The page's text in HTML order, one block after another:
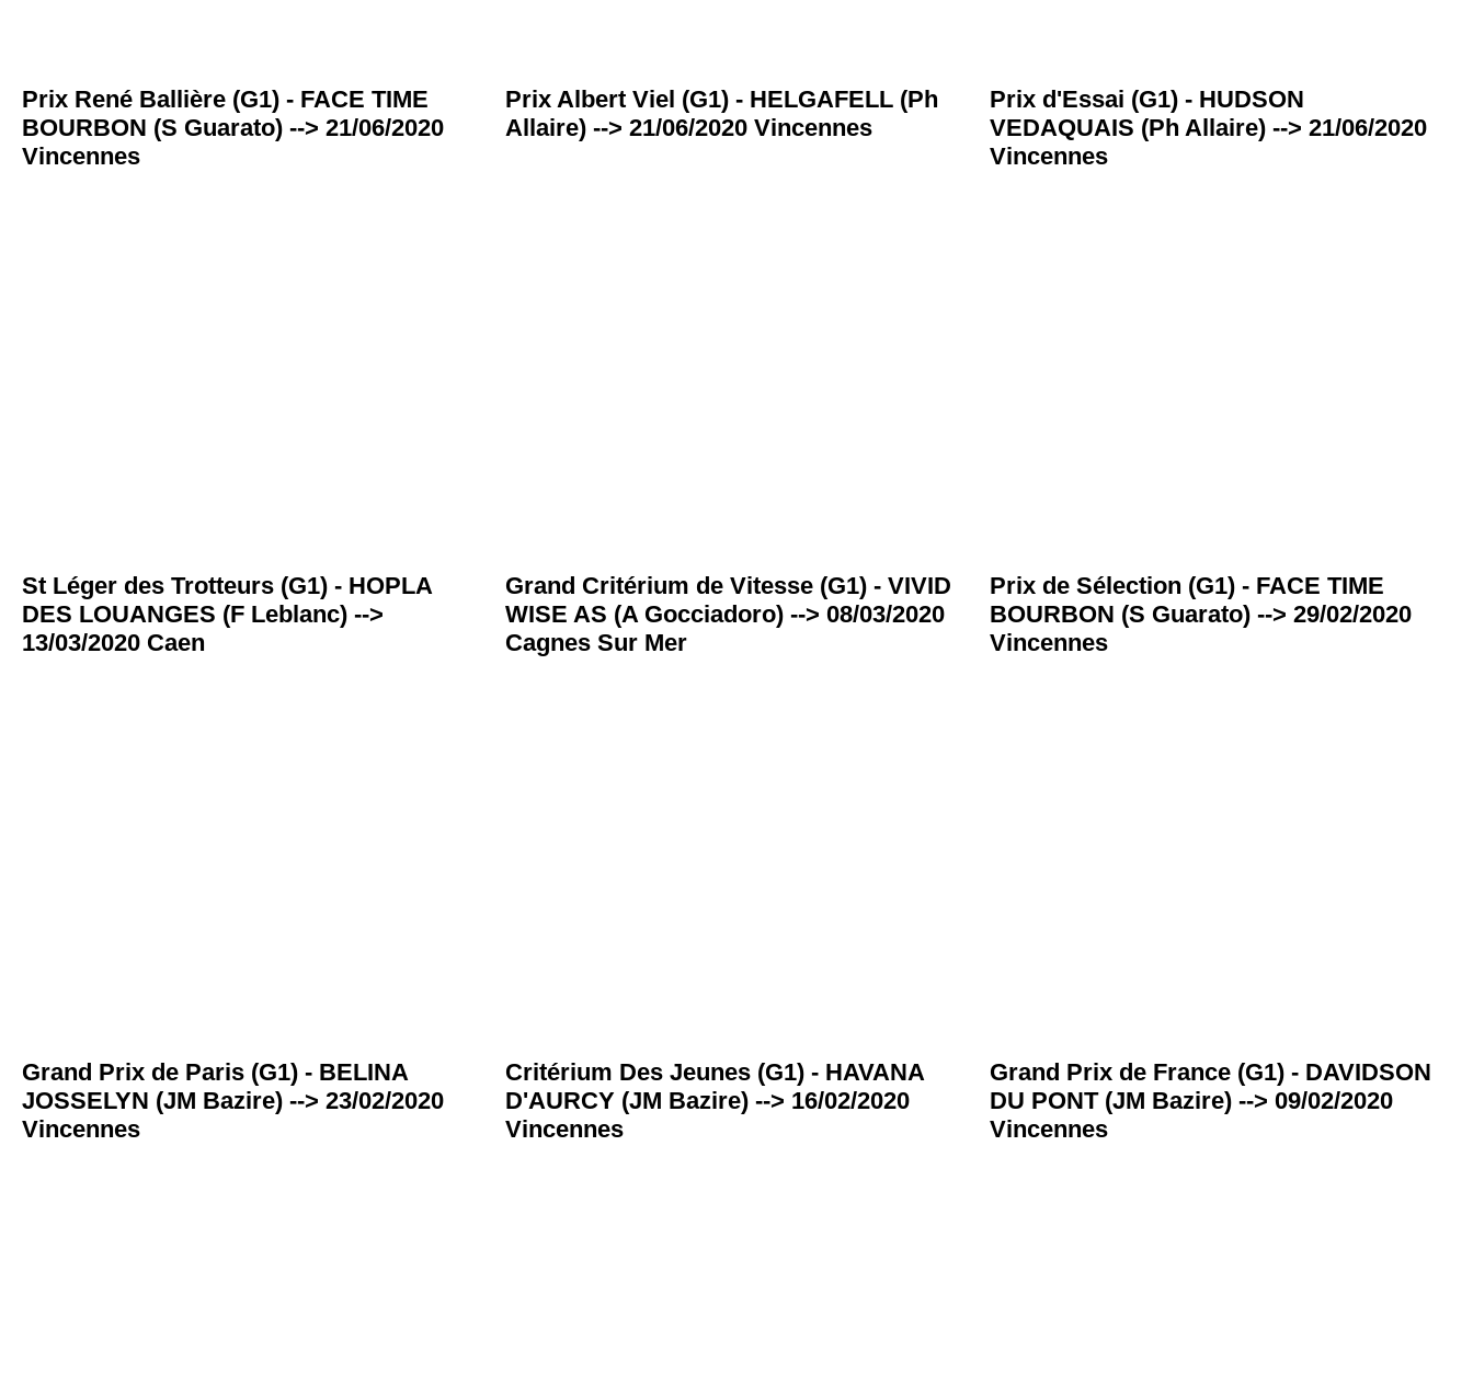
Prix René Ballière (G1) - FACE TIME
BOURBON (S Guarato) --> 21/06/2020
Vincennes
Prix Albert Viel (G1) - HELGAFELL (Ph
Allaire) --> 21/06/2020 Vincennes
Prix d'Essai (G1) - HUDSON
VEDAQUAIS (Ph Allaire) --> 21/06/2020
Vincennes
St Léger des Trotteurs (G1) - HOPLA
DES LOUANGES (F Leblanc) -->
13/03/2020 Caen
Grand Critérium de Vitesse (G1) - VIVID
WISE AS (A Gocciadoro) --> 08/03/2020
Cagnes Sur Mer
Prix de Sélection (G1) - FACE TIME
BOURBON (S Guarato) --> 29/02/2020
Vincennes
Grand Prix de Paris (G1) - BELINA
JOSSELYN (JM Bazire) --> 23/02/2020
Vincennes
Critérium Des Jeunes (G1) - HAVANA
D'AURCY (JM Bazire) --> 16/02/2020
Vincennes
Grand Prix de France (G1) - DAVIDSON
DU PONT (JM Bazire) --> 09/02/2020
Vincennes